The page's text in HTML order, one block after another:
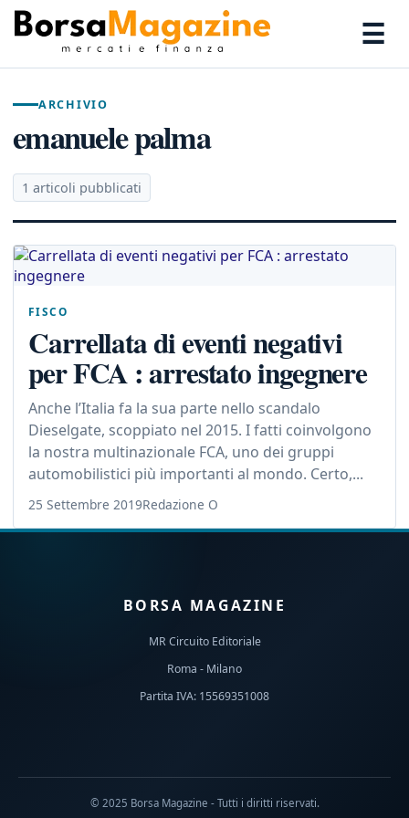
☰
ARCHIVIO
emanuele palma
1 articoli pubblicati
FISCO
Carrellata di eventi negativi
per FCA : arrestato ingegnere
Anche l’Italia fa la sua parte nello scandalo
Dieselgate, scoppiato nel 2015. I fatti coinvolgono
la nostra multinazionale FCA, uno dei gruppi
automobilistici più importanti al mondo. Certo,...
25 Settembre 2019Redazione O
BORSA MAGAZINE
MR Circuito Editoriale
Roma - Milano
Partita IVA: 15569351008
© 2025 Borsa Magazine - Tutti i diritti riservati.